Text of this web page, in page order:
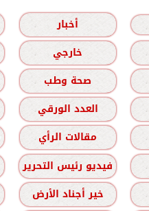
أخبار
خارجي
صحة وطب
العدد الورقي
مقالات الرأي
فيديو رئيس التحرير
خير أجناد الأرض